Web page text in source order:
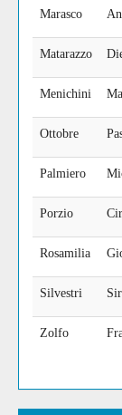
Marasco
Matarazzo
Menichini
Ottobre
Palmiero
Porzio
Rosamilia
Silvestri
Zolfo